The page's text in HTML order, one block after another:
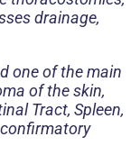
drainage,
one of the main
of the skin,
Tract, Spleen,